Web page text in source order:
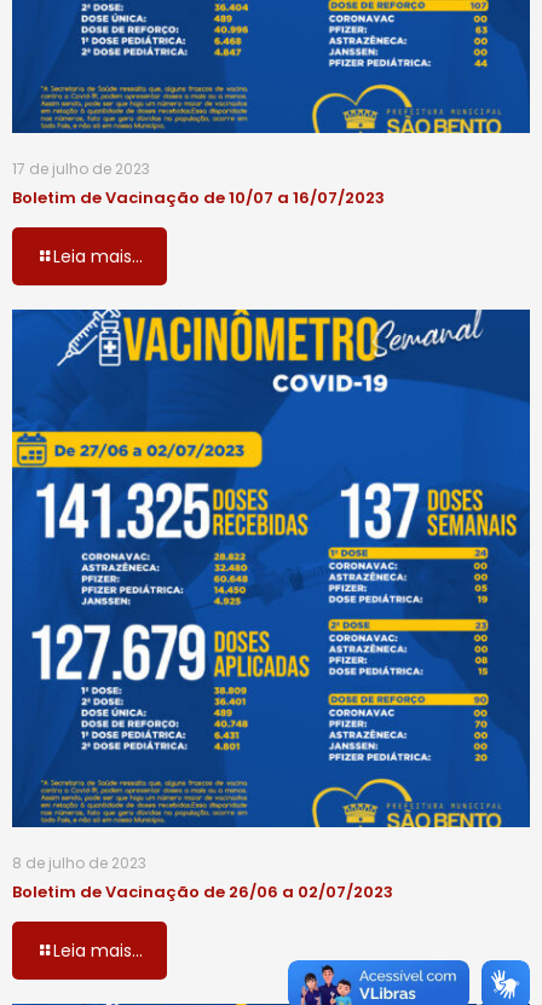
17 de julho de 2023
Boletim de Vacinação de 10/07 a 16/07/2023
Leia mais...
8 de julho de 2023
Boletim de Vacinação de 26/06 a 02/07/2023
Leia mais...